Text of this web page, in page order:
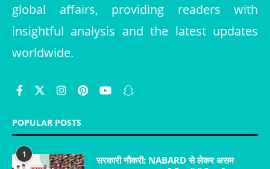
global affairs, providing readers with
insightful analysis and the latest updates
worldwide.
POPULAR POSTS
1
सरकारी नौकरी: NABARD से लेकर असम